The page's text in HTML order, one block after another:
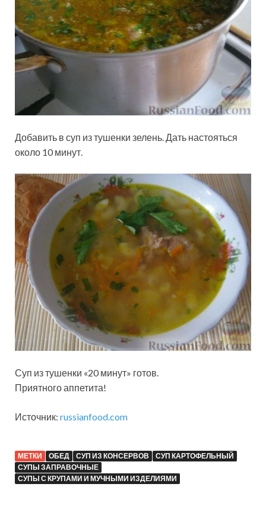
Добавить в суп из тушенки зелень. Дать настояться
около 10 минут.
Суп из тушенки «20 минут» готов.
Приятного аппетита!
Источник: russianfood.com
МЕТКИ ОБЕД СУП ИЗ КОНСЕРВОВ
СУП КАРТОФЕЛЬНЫЙ
СУПЫ ЗАПРАВОЧНЫЕ
СУПЫ С КРУПАМИ И МУЧНЫМИ ИЗДЕЛИЯМИ